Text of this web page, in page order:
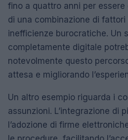
fino a quattro anni per
di una combinazione di
inefficienze burocratiche. Un
completamente digitale
notevolmente questo
attesa e migliorando
Un altro esempio riguarda i
assunzioni. L’integrazione di
l’adozione di firme